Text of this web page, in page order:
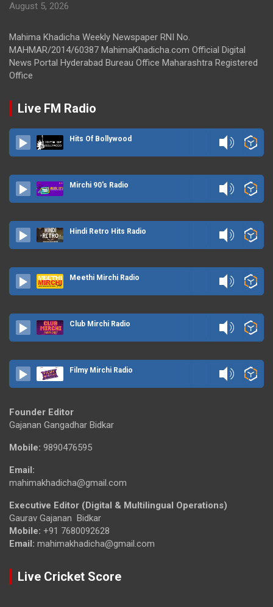
August 5, 2026
Mahima Khadicha Weekly Newspaper RNI No.
MAHMAR/2014/60387 MahimaKhadicha.com Official Digital
News Portal Hyderabad Bureau Office Maharashtra Registered
Office
Live FM Radio
Hits Of Bollywood
Mirchi 90's Radio
Hindi Retro Hits Radio
Meethi Mirchi Radio
Club Mirchi Radio
Filmy Mirchi Radio
Founder Editor
Gajanan Gangadhar Bidkar
Mobile: 9890476595
Email:
mahimakhadicha@gmail.com
Executive Editor (Digital & Multilingual Operations)
Gaurav Gajanan Bidkar
Mobile: +91 7680092628
Email: mahimakhadicha@gmail.com
Live Cricket Score